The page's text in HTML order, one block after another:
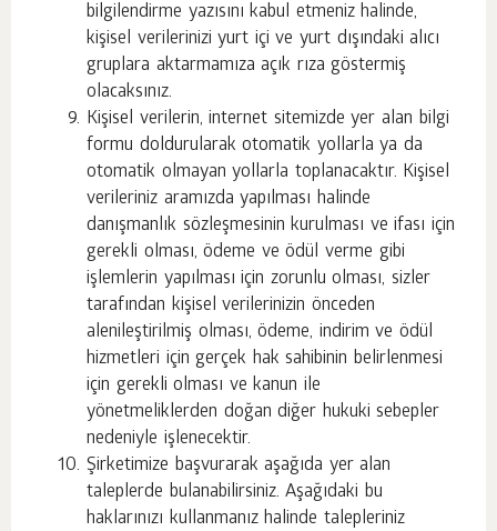
bilgilendirme yazısını kabul etmeniz halinde,
kişisel verilerinizi yurt içi ve yurt dışındaki alıcı
gruplara aktarmamıza açık rıza göstermiş
olacaksınız.
Kişisel verilerin, internet sitemizde yer alan bilgi
formu doldurularak otomatik yollarla ya da
otomatik olmayan yollarla toplanacaktır. Kişisel
verileriniz aramızda yapılması halinde
danışmanlık sözleşmesinin kurulması ve ifası için
gerekli olması, ödeme ve ödül verme gibi
işlemlerin yapılması için zorunlu olması, sizler
tarafından kişisel verilerinizin önceden
alenileştirilmiş olması, ödeme, indirim ve ödül
hizmetleri için gerçek hak sahibinin belirlenmesi
için gerekli olması ve kanun ile
yönetmeliklerden doğan diğer hukuki sebepler
nedeniyle işlenecektir.
Şirketimize başvurarak aşağıda yer alan
taleplerde bulanabilirsiniz. Aşağıdaki bu
haklarınızı kullanmanız halinde talepleriniz